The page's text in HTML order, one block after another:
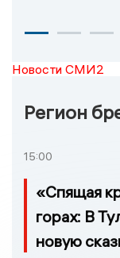
Новости СМИ2
Регион
15:00
«Спящая
горах: В
новую